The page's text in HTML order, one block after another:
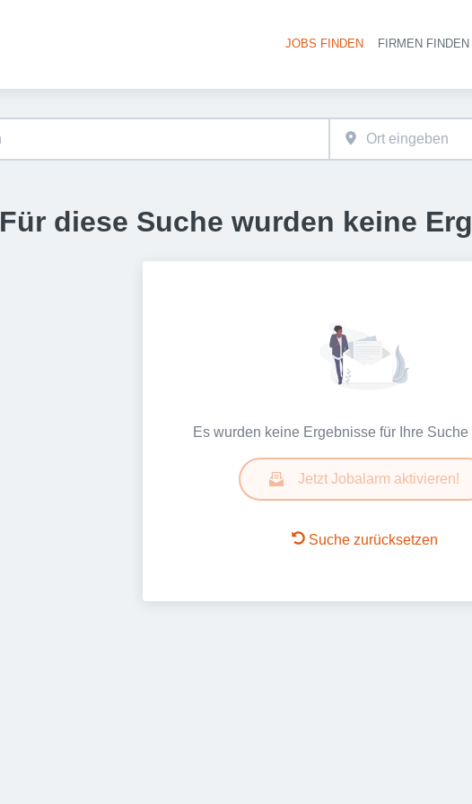
JOBS FINDEN FIRMEN FINDEN
Für diese Suche wurden keine
Es wurden keine Ergebnisse für Ihre Suche
Jetzt Jobalarm aktivieren!
Suche zurücksetzen